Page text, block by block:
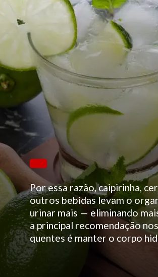
Por essa razão, caipirinha,
outros bebidas levam o
urinar mais — eliminando
a principal recomendação
quentes é manter o corpo